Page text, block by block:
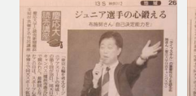
のサヨナラヒット。シーズ
ン中は「一番・投手」で先
頭打者初級ホームランと
いうマンガの世界のよう